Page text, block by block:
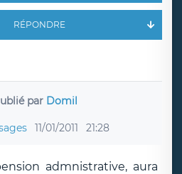
RÉPONDRE
par Domil
11/01/2011 21:28
admnistrative, aura